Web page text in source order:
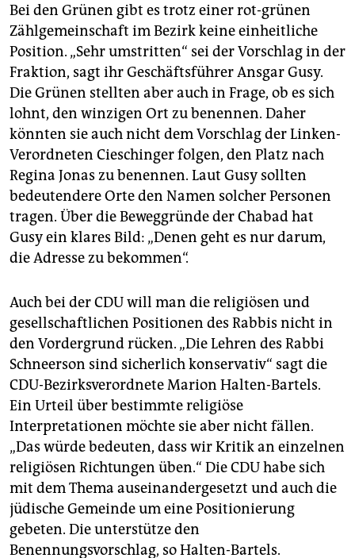
Bei den Grünen gibt es trotz einer rot-grünen
Zählgemeinschaft im Bezirk keine einheitliche
Position. „Sehr umstritten“ sei der Vorschlag in der
Fraktion, sagt ihr Geschäftsführer Ansgar Gusy.
Die Grünen stellten aber auch in Frage, ob es sich
lohnt, den winzigen Ort zu benennen. Daher
könnten sie auch nicht dem Vorschlag der Linken-
Verordneten Cieschinger folgen, den Platz nach
Regina Jonas zu benennen. Laut Gusy sollten
bedeutendere Orte den Namen solcher Personen
tragen. Über die Beweggründe der Chabad hat
Gusy ein klares Bild: „Denen geht es nur darum,
die Adresse zu bekommen“.
Auch bei der CDU will man die religiösen und
gesellschaftlichen Positionen des Rabbis nicht in
den Vordergrund rücken. „Die Lehren des Rabbi
Schneerson sind sicherlich konservativ“ sagt die
CDU-Bezirksverordnete Marion Halten-Bartels.
Ein Urteil über bestimmte religiöse
Interpretationen möchte sie aber nicht fällen.
„Das würde bedeuten, dass wir Kritik an einzelnen
religiösen Richtungen üben.“ Die CDU habe sich
mit dem Thema auseinandergesetzt und auch die
jüdische Gemeinde um eine Positionierung
gebeten. Die unterstütze den
Benennungsvorschlag, so Halten-Bartels.